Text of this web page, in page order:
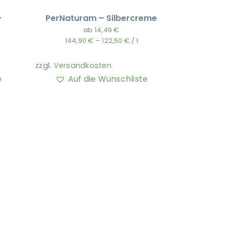
PerNaturam – Silbercreme
ab 14,49€
144,90€ –122,50 € / l
zzgl. Versandkosten
Auf die Wunschliste